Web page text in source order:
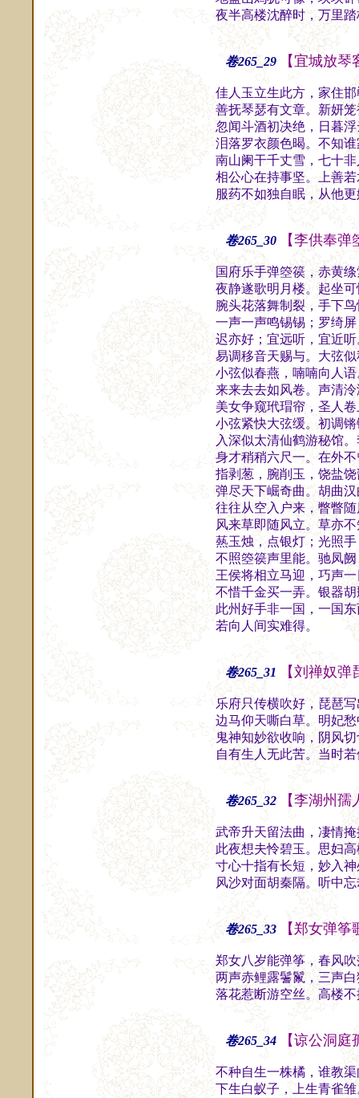
夜半高楼沈醉时，万里
卷265_29 【宜城放
佳人玉立生此方，家住
善抚琴瑟有文章。新妍
忽闻斗酒初决绝，日暮
泪落罗衣颜色暍。不知
南山阑干千丈雪，七十
相公心在持事坚。上善
服药不如独自眠，从他
卷265_30 【李供奉
国府乐手弹箜篌，赤黄
夜静遂歌明月楼。起坐
腕头花落舞制裂，手下
一声一声鸣锡锡；罗绮
迟亦好；宜远听，宜近
易调移音天赐与。大弦
小弦似春燕，喃喃向人
来来去去如风卷。声清
美女争窥玳瑁帘，圣人
小弦紧快大弦缓。初调
入深似太清仙鹤游秘馆
身才稍稍六尺一。在外
指剥葱，腕削玉，饶盐
弹尽天下崛奇曲。胡曲
往往从空入户来，瞥瞥
风来草即随风立。草亦
爇玉烛，点银灯；光照
不照箜篌声里能。驰凤
王侯将相立马迎，巧声
不惜千金买一弄。银器
此州好手非一国，一国
若向人间实难得。
卷265_31 【刘禅奴
乐府只传横吹好，琵琶
边马仰天嘶白草。明妃
鬼神知妙欲收响，阴风
自有生人无此苦。当时
卷265_32 【李湖州
武帝升天留法曲，凄情
此夜想夫怜碧玉。思妇
寸心十指有长短，妙入
风沙对面胡秦隔。听中
卷265_33 【郑女弹筝
郑女八岁能弹筝，春风
两声赤鲤露鬐鬣，三声
落花惹断游空丝。高楼
卷265_34 【谅公洞
不种自生一株橘，谁教
下生白蚁子，上生青雀